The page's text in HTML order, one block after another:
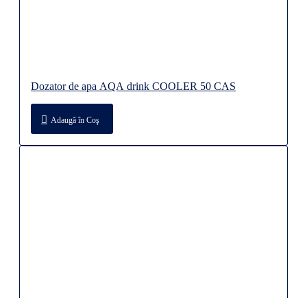
Dozator de apa AQA drink COOLER 50 CAS
Adaugă în Coş